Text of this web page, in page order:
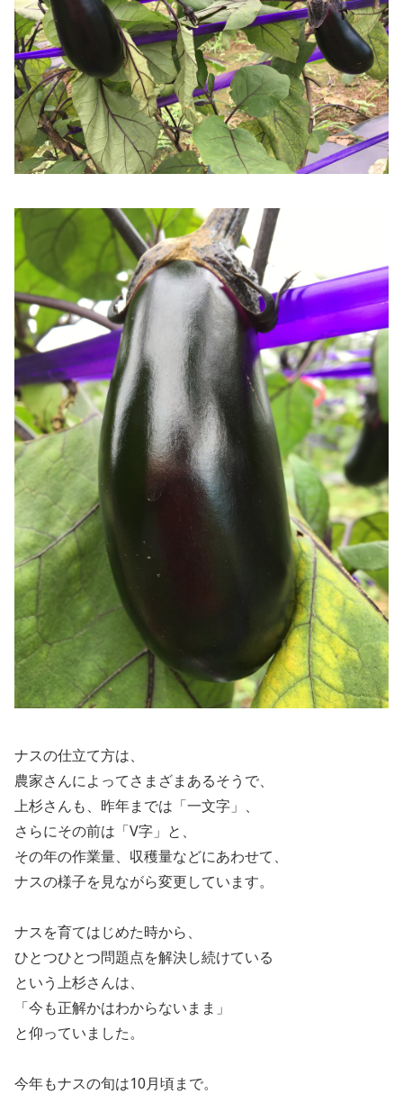
ナスの仕立て方は、
農家さんによってさまざまあるそうで、
上杉さんも、昨年までは「一文字」、
さらにその前は「V字」と、
その年の作業量、収穫量などにあわせて、
ナスの様子を見ながら変更しています。
ナスを育てはじめた時から、
ひとつひとつ問題点を解決し続けている
という上杉さんは、
「今も正解かはわからないまま」
と仰っていました。
今年もナスの旬は10月頃まで。